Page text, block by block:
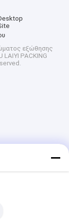
εξώθησης
LAIYI PACKING